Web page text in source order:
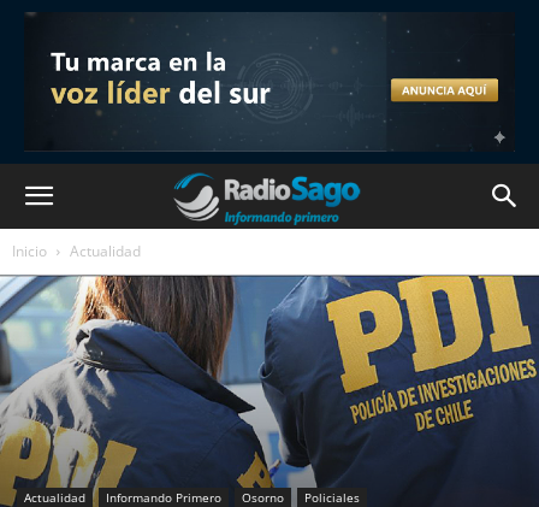
Inicio Actualidad
Actualidad Informando Primero Osorno Policiales